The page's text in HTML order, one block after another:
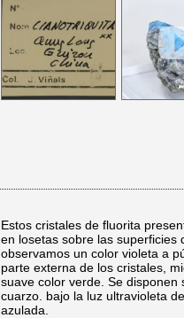
Estos cristales de fluorita
en losetas sobre las superficies
observamos un color violeta a
parte externa de los cristales,
suave color verde. Se
cuarzo. bajo la luz ultravioleta
azulada.